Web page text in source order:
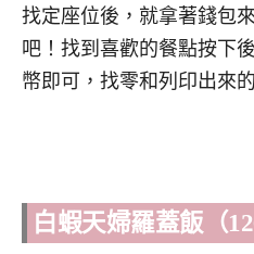
找定座位後，就拿著錢包
吧！找到喜歡的餐點按下
幣即可，找零和列印出來
白蝦天婦羅蓋飯（